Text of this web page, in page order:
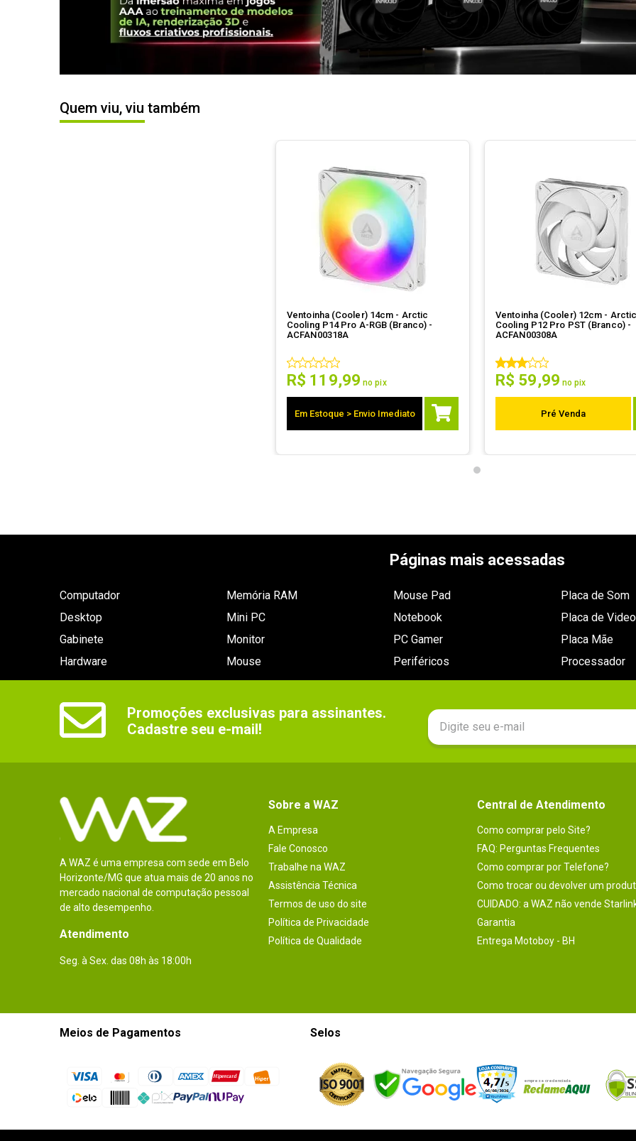
Quem viu, viu também
Ventoinha (Cooler) 14cm - Arctic
Cooling P14 Pro A-RGB (Branco) -
ACFAN00318A
R$ 119,99 no pix
Em Estoque > Envio Imediato
Ventoinha (Cooler) 12cm -
Cooling P12 Pro PST (Branco) -
ACFAN00308A
R$ 59,99 no pix
Pré Venda
Páginas mais acessadas
Computador
Desktop
Gabinete
Hardware
Memória RAM
Mini PC
Monitor
Mouse
Mouse Pad
Notebook
PC Gamer
Periféricos
Placa de Som
Placa de Video
Placa Mãe
Processador
Promoções exclusivas para assinantes.
Cadastre seu e-mail!
A WAZ é uma empresa com sede em Belo
Horizonte/MG que atua mais de 20 anos no
mercado nacional de computação pessoal
de alto desempenho.
Atendimento
Seg. à Sex. das 08h às 18:00h
Sobre a WAZ
A Empresa
Fale Conosco
Trabalhe na WAZ
Assistência Técnica
Termos de uso do site
Política de Privacidade
Política de Qualidade
Central de Atendimento
Como comprar pelo Site?
FAQ: Perguntas Frequentes
Como comprar por Telefone?
Como trocar ou devolver um
CUIDADO: a WAZ não vende
Garantia
Entrega Motoboy - BH
Meios de Pagamentos Selos